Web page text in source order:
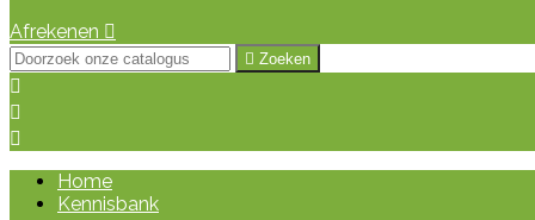
Afrekenen 
 Zoeken



Home
Kennisbank